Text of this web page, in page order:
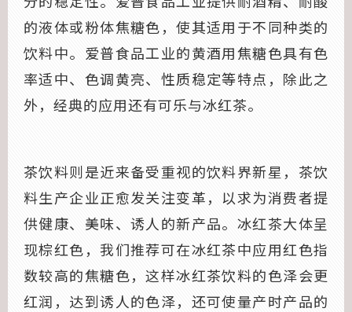
的液体或粉体焦糖色，使其适用于不同种类的
饮料中。爱普食品工业的黄酒用焦糖色具有色
率适中、色调黄亮、性质稳定等特点，除此之
外，经典的应用还有可乐与冰红茶。
茶饮料则是近来备受重视的饮料界新星，茶饮
料生产企业正愈发关注变革，以求为消费者提
供健康、美味、诱人的新产品。冰红茶大体呈
现棕红色，我们推荐可在冰红茶中应用红色指
数较高的焦糖色，这样冰红茶饮料的色泽会更
红润，达到诱人的色泽，还可使量产时产品的